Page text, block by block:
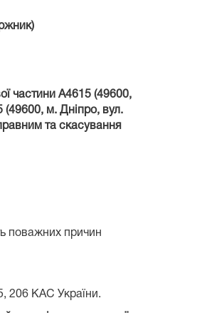
частини А4615 (49600,
(49600, м. Дніпро, вул.
та скасування
поважних причин
206 КАС України.